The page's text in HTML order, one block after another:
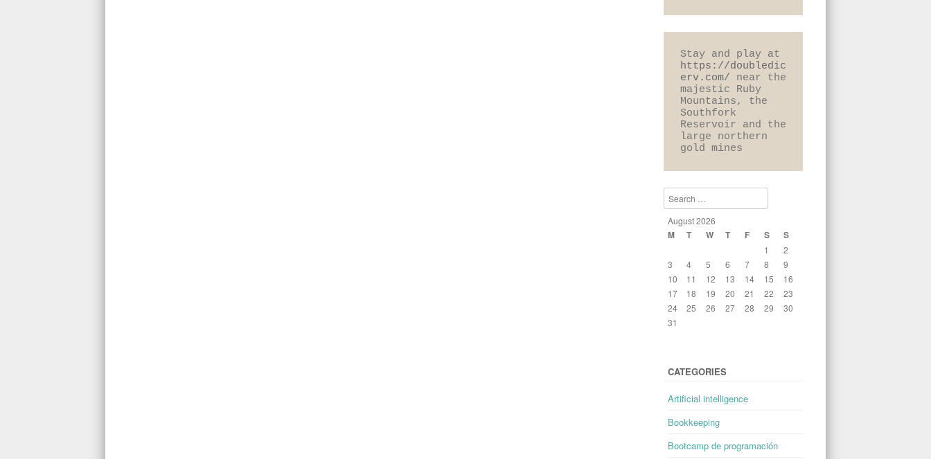
https://doubledic
erv.com/ near the
majestic Ruby
Mountains, the
Southfork
Reservoir and the
large northern
gold mines
Search
August 2026
M T W T F S S
1
2
3
4 5 6 7 8
9
10
11 12 13 14 15
16
17
18 19 20 21 22
23
24
25 26 27 28 29
30
31
CATEGORIES
Artificial intelligence
Bookkeeping
Bootcamp de programación